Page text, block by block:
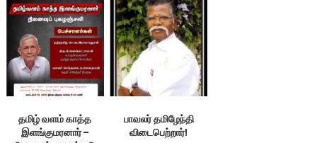
தமிழ் வளம் காத்த
இளங்குமரனார் –
பாவலர் தமிழேந்தி
விடைபெற்றார்!